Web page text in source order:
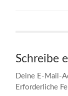
Schreibe
Deine E-Mail-
Erforderliche